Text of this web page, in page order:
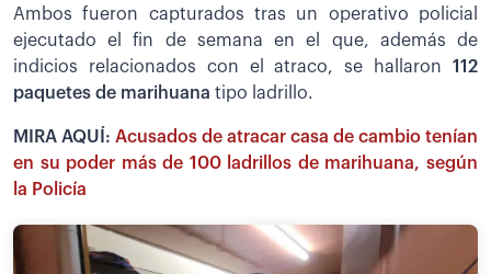
Ambos fueron capturados tras un operativo policial
ejecutado el fin de semana en el que, además de
indicios relacionados con el atraco, se hallaron 112
paquetes de marihuana tipo ladrillo.
MIRA AQUÍ: Acusados de atracar casa de cambio tenían
en su poder más de 100 ladrillos de marihuana, según
la Policía